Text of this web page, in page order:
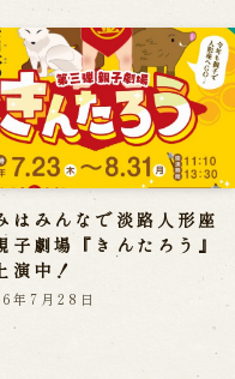
はみんなで淡路人形座
子劇場『きんたろう』
演中！
年7月28日